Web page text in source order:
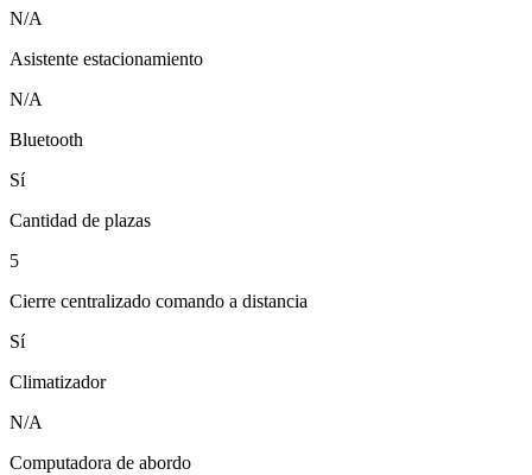
N/A
Asistente estacionamiento
N/A
Bluetooth
Sí
Cantidad de plazas
5
Cierre centralizado comando a distancia
Sí
Climatizador
N/A
Computadora de abordo